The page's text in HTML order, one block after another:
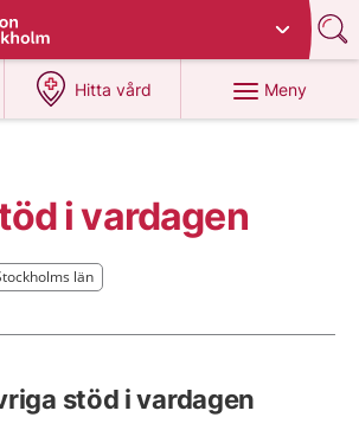
region
Hitta vård
på 1177.se
Meny
i vardagen
län
län
stöd i vardagen